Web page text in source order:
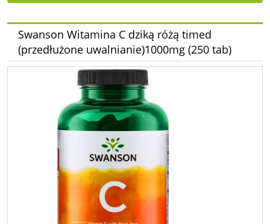
Swanson Witamina C dziką różą timed
(przedłużone uwalnianie)1000mg (250 tab)